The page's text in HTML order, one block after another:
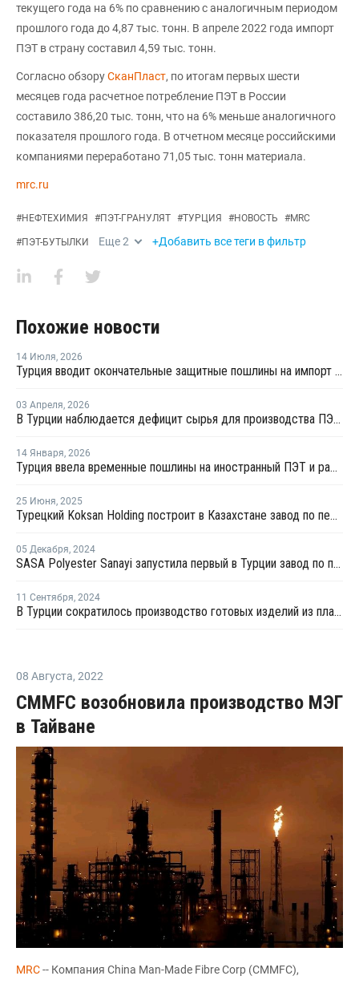
текущего года на 6% по сравнению с аналогичным периодом
прошлого года до 4,87 тыс. тонн. В апреле 2022 года импорт
ПЭТ в страну составил 4,59 тыс. тонн.
Согласно обзоруСканПласт, по итогам первых шести
месяцев года расчетное потребление ПЭТ в России
составило 386,20 тыс. тонн, что на 6% меньше аналогичного
показателя прошлого года. В отчетном месяце российскими
компаниями переработано 71,05 тыс. тонн материала.
mrc.ru
#НЕФТЕХИМИЯ #ПЭТ-ГРАНУЛЯТ #ТУРЦИЯ #НОВОСТЬ #MRC
#ПЭТ-БУТЫЛКИ Еще2 +Добавить все теги в фильтр
Похожие новости
14 Июля, 2026
Турция вводит окончательные защитные пошлины на импорт ПЭТ-гранулята
03 Апреля, 2026
В Турции наблюдается дефицит сырья для производства ПЭТ из-за войны на Ближнем Востоке
14 Января, 2026
Турция ввела временные пошлины на иностранный ПЭТ и расследует импорт ТФК
25 Июня, 2025
Турецкий Koksan Holding построит в Казахстане завод по переработке пластика
05 Декабря, 2024
SASA Polyester Sanayi запустила первый в Турции завод по производству ТФК
11 Сентября, 2024
В Турции сократилось производство готовых изделий из пластмасс и вырос экспорт полимеров
08 Августа, 2022
CMMFC возобновила производство МЭГ
в Тайване
MRC-- Компания China Man-Made Fibre Corp (CMMFC),